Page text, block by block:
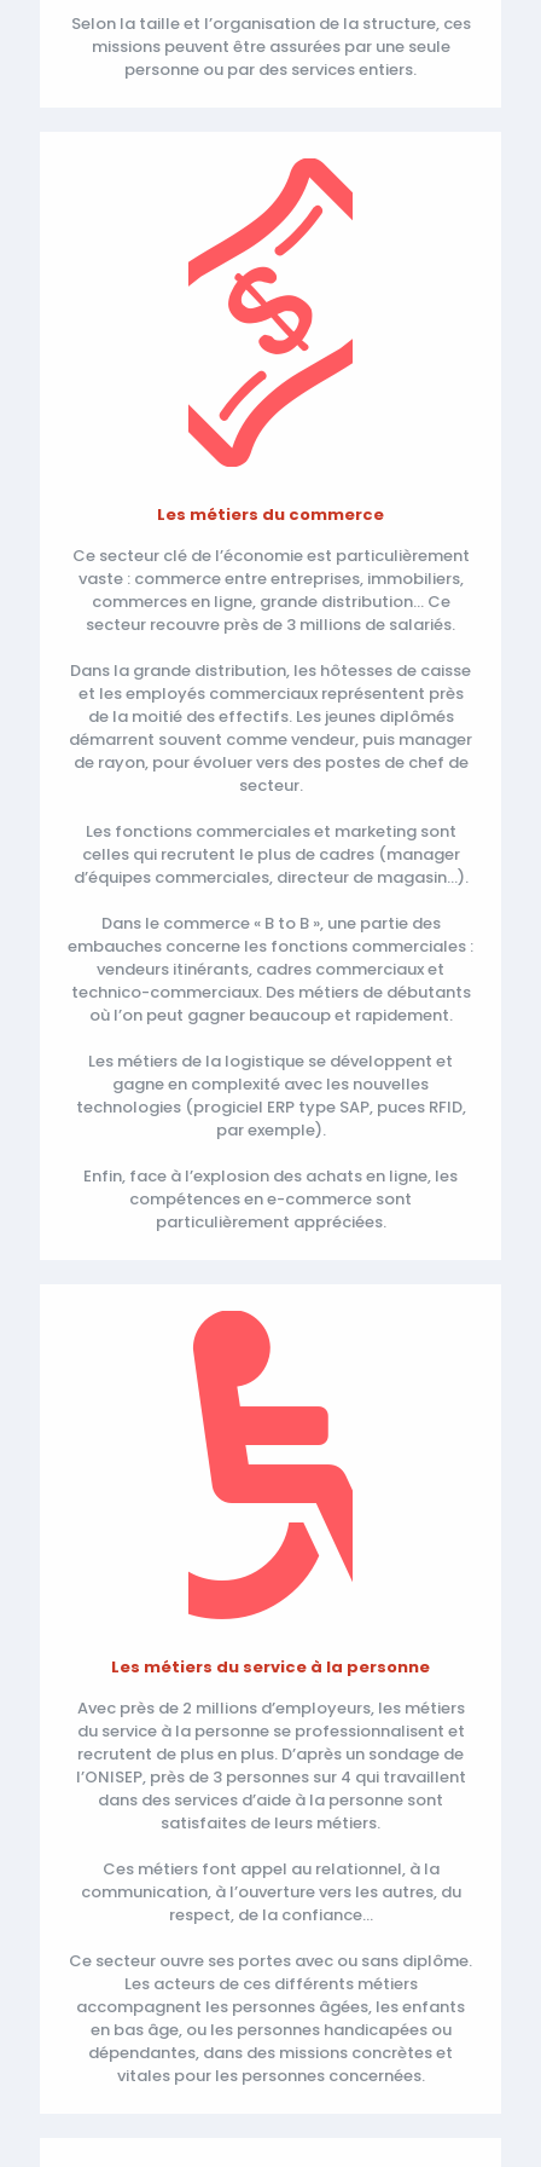
Selon la taille et l’organisation de la structure, ces
missions peuvent être assurées par une seule
personne ou par des services entiers.
Les métiers du commerce
Ce secteur clé de l’économie est particulièrement
vaste : commerce entre entreprises, immobiliers,
commerces en ligne, grande distribution… Ce
secteur recouvre près de 3 millions de salariés.
Dans la grande distribution, les hôtesses de caisse
et les employés commerciaux représentent près
de la moitié des effectifs. Les jeunes diplômés
démarrent souvent comme vendeur, puis manager
de rayon, pour évoluer vers des postes de chef de
secteur.
Les fonctions commerciales et marketing sont
celles qui recrutent le plus de cadres (manager
d’équipes commerciales, directeur de magasin…).
Dans le commerce « B to B », une partie des
embauches concerne les fonctions commerciales :
vendeurs itinérants, cadres commerciaux et
technico-commerciaux. Des métiers de débutants
où l’on peut gagner beaucoup et rapidement.
Les métiers de la logistique se développent et
gagne en complexité avec les nouvelles
technologies (progiciel ERP type SAP, puces RFID,
par exemple).
Enfin, face à l’explosion des achats en ligne, les
compétences en e-commerce sont
particulièrement appréciées.
Les métiers du service à la personne
Avec près de 2 millions d’employeurs, les métiers
du service à la personne se professionnalisent et
recrutent de plus en plus. D’après un sondage de
l’ONISEP, près de 3 personnes sur 4 qui travaillent
dans des services d’aide à la personne sont
satisfaites de leurs métiers.
Ces métiers font appel au relationnel, à la
communication, à l’ouverture vers les autres, du
respect, de la confiance…
Ce secteur ouvre ses portes avec ou sans diplôme.
Les acteurs de ces différents métiers
accompagnent les personnes âgées, les enfants
en bas âge, ou les personnes handicapées ou
dépendantes, dans des missions concrètes et
vitales pour les personnes concernées.